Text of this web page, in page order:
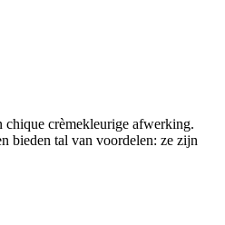
chique crèmekleurige afwerking.
bieden tal van voordelen: ze zijn